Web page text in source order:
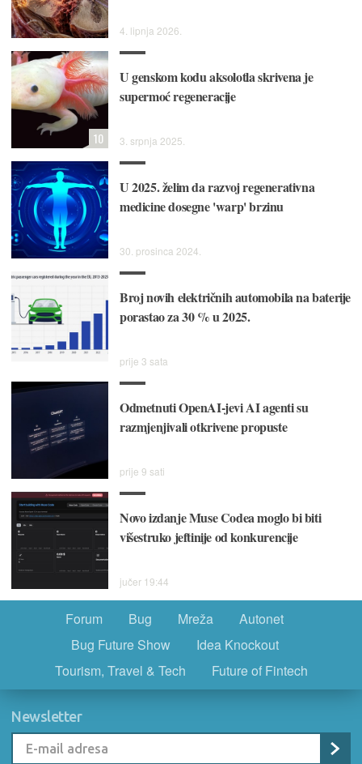
4. lipnja 2026.
U genskom kodu aksolotla skrivena je
supermoć regeneracije
3. srpnja 2025.
10
U 2025. želim da razvoj regenerativna
medicine dosegne 'warp' brzinu
30. prosinca 2024.
Broj novih električnih automobila na baterije
porastao za 30 % u 2025.
prije 3 sata
Odmetnuti OpenAI-jevi AI agenti su
razmjenjivali otkrivene propuste
prije 9 sati
Novo izdanje Muse Codea moglo bi biti
višestruko jeftinije od konkurencije
jučer 19:44
Forum Bug Mreža
Autonet
Bug Future Show
Idea Knockout
Tourism, Travel & Tech
Future of Fintech
Newsletter